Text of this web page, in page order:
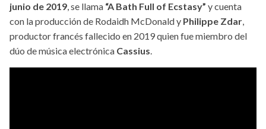
junio de 2019, se llama “A Bath Full of Ecstasy” y cuenta
con la producción de Rodaidh McDonald y Philippe Zdar,
productor francés fallecido en 2019 quien fue miembro del
dúo de música electrónica Cassius.